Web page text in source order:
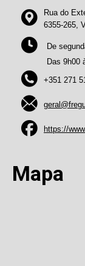
Rua do
6355-265,
De
Das 9h00
+351 271
https://
Mapa